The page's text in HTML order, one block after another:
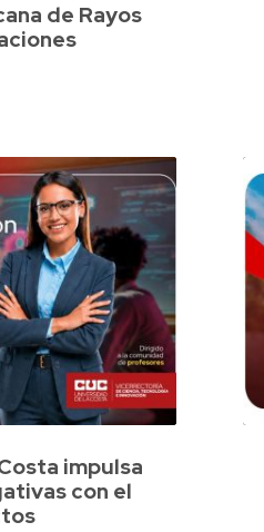
de Rayos
impulsa
con el